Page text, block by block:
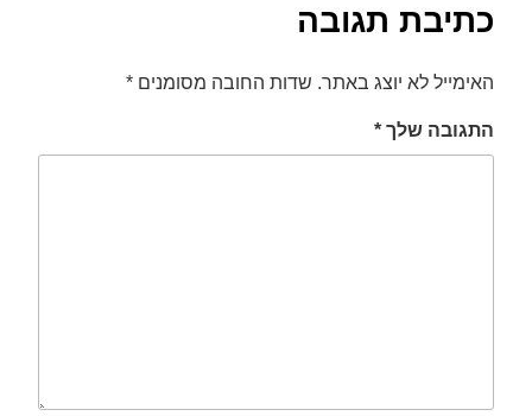
כתיבת תגובה
האימייל לא יוצג באתר. שדות החובה מסומנים *
התגובה שלך *